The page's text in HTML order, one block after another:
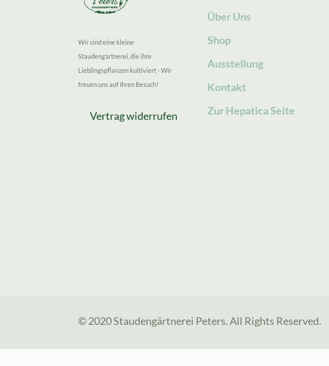
Wir sind eine kleine
Staudengärtnerei, die ihre
Lieblingspflanzen kultiviert - Wir
freuen uns auf Ihren Besuch!
Vertrag widerrufen
Über Uns
Shop
Ausstellung
Kontakt
Zur Hepatica Seite
© 2020 Staudengärtnerei Peters. All Rights Reserved.